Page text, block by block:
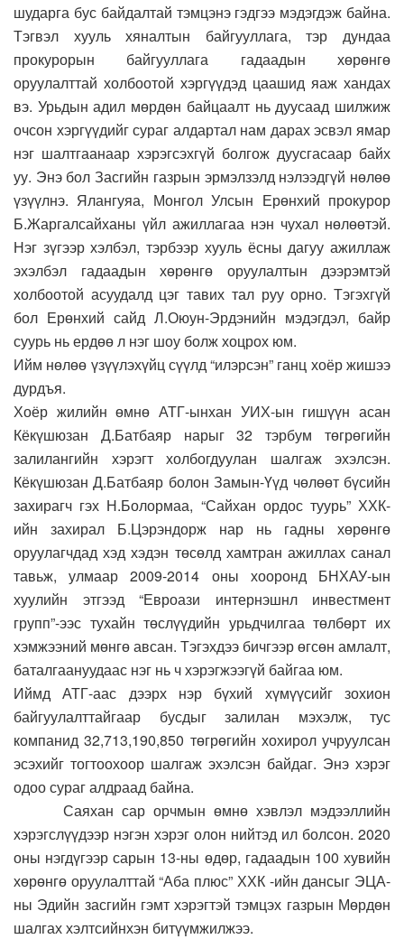
шударга бус байдалтай тэмцэнэ гэдгээ мэдэгдэж байна.
Тэгвэл хууль хяналтын байгууллага, тэр дундаа
прокурорын байгууллага гадаадын хөрөнгө
оруулалттай холбоотой хэргүүдэд цаашид яаж хандах
вэ. Урьдын адил мөрдөн байцаалт нь дуусаад шилжиж
очсон хэргүүдийг сураг алдартал нам дарах эсвэл ямар
нэг шалтгаанаар хэрэгсэхгүй болгож дуусгасаар байх
уу. Энэ бол Засгийн газрын эрмэлзэлд нэлээдгүй нөлөө
үзүүлнэ. Ялангуяа, Монгол Улсын Ерөнхий прокурор
Б.Жаргалсайханы үйл ажиллагаа нэн чухал нөлөөтэй.
Нэг зүгээр хэлбэл, тэрбээр хууль ёсны дагуу ажиллаж
эхэлбэл гадаадын хөрөнгө оруулалтын дээрэмтэй
холбоотой асуудалд цэг тавих тал руу орно. Тэгэхгүй
бол Ерөнхий сайд Л.Оюун-Эрдэнийн мэдэгдэл, байр
суурь нь ердөө л нэг шоу болж хоцрох юм.
Ийм нөлөө үзүүлэхүйц сүүлд “илэрсэн” ганц хоёр жишээ
дурдъя.
Хоёр жилийн өмнө АТГ-ынхан УИХ-ын гишүүн асан
Кёкүшюзан Д.Батбаяр нарыг 32 тэрбум төгрөгийн
залилангийн хэрэгт холбогдуулан шалгаж эхэлсэн.
Кёкүшюзан Д.Батбаяр болон Замын-Үүд чөлөөт бүсийн
захирагч гэх Н.Болормаа, “Сайхан ордос туурь” ХХК-
ийн захирал Б.Цэрэндорж нар нь гадны хөрөнгө
оруулагчдад хэд хэдэн төсөлд хамтран ажиллах санал
тавьж, улмаар 2009-2014 оны хооронд БНХАУ-ын
хуулийн этгээд “Евроази интернэшнл инвестмент
групп”-ээс тухайн төслүүдийн урьдчилгаа төлбөрт их
хэмжээний мөнгө авсан. Тэгэхдээ бичгээр өгсөн амлалт,
баталгаануудаас нэг нь ч хэрэгжээгүй байгаа юм.
Иймд АТГ-аас дээрх нэр бүхий хүмүүсийг зохион
байгуулалттайгаар бусдыг залилан мэхэлж, тус
компанид 32,713,190,850 төгрөгийн хохирол учруулсан
эсэхийг тогтоохоор шалгаж эхэлсэн байдаг. Энэ хэрэг
одоо сураг алдраад байна.
Саяхан сар орчмын өмнө хэвлэл мэдээллийн
хэрэгслүүдээр нэгэн хэрэг олон нийтэд ил болсон. 2020
оны нэгдүгээр сарын 13-ны өдөр, гадаадын 100 хувийн
хөрөнгө оруулалттай “Аба плюс” ХХК -ийн дансыг ЭЦА-
ны Эдийн засгийн гэмт хэрэгтэй тэмцэх газрын Мөрдөн
шалгах хэлтсийнхэн битүүмжилжээ.